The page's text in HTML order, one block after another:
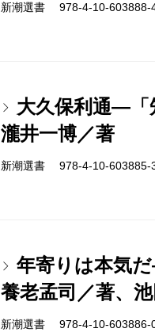
新潮選書 978-4-10-
大久保利通―
瀧井一博／著
新潮選書 978-4-10-
年寄りは本気
養老孟司／著、
新潮選書 978-4-10-